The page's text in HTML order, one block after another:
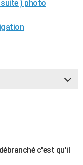
) photo
c'est qu'il